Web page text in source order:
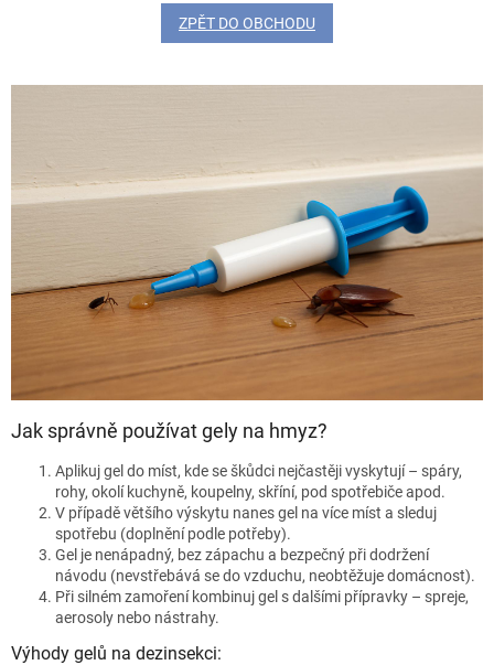
ZPĚT DO OBCHODU
Jak správně používat gely na hmyz?
Aplikuj gel do míst, kde se škůdci nejčastěji vyskytují – spáry,
rohy, okolí kuchyně, koupelny, skříní, pod spotřebiče apod.
V případě většího výskytu nanes gel na více míst a sleduj
spotřebu (doplnění podle potřeby).
Gel je nenápadný, bez zápachu a bezpečný při dodržení
návodu (nevstřebává se do vzduchu, neobtěžuje domácnost).
Při silném zamoření kombinuj gel s dalšími přípravky – spreje,
aerosoly nebo nástrahy.
Výhody gelů na dezinsekci: